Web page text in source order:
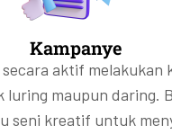
Kampanye
aktif melakukan
luring maupun daring.
seni kreatif untuk